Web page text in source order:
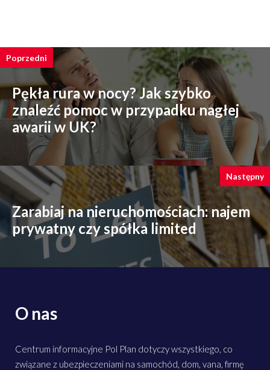
Poprzedni
Pękła rura w nocy? Jak szybko
znaleźć pomoc w przypadku nagłej
awarii w UK?
Następny
Zarabiaj na nieruchomościach: najem
prywatny czy spółka limited
O nas
Centrum informacyjne Pol Plan dotyczy wszystkiego, co
związane z ubezpieczeniami na samochód, dom, vana, firmę